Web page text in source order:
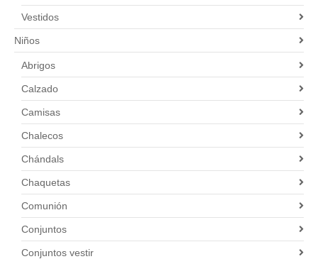
Vestidos
Niños
Abrigos
Calzado
Camisas
Chalecos
Chándals
Chaquetas
Comunión
Conjuntos
Conjuntos vestir